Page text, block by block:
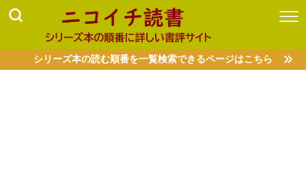
シリーズ本の読む順番を一覧検索できるページはこちら